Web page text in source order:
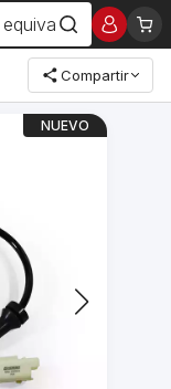
Compartir
NUEVO